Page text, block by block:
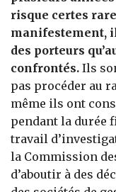
risque certes
manifestement,
des porteurs
confrontés. Ils
pas procéder au
même ils ont
pendant la durée
travail
la Commission
d’aboutir à des